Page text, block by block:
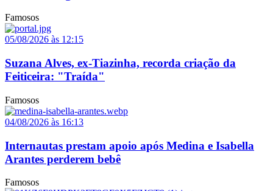
Famosos
05/08/2026 às 12:15
Suzana Alves, ex-Tiazinha, recorda criação da
Feiticeira: "Traída"
Famosos
04/08/2026 às 16:13
Internautas prestam apoio após Medina e Isabella
Arantes perderem bebê
Famosos